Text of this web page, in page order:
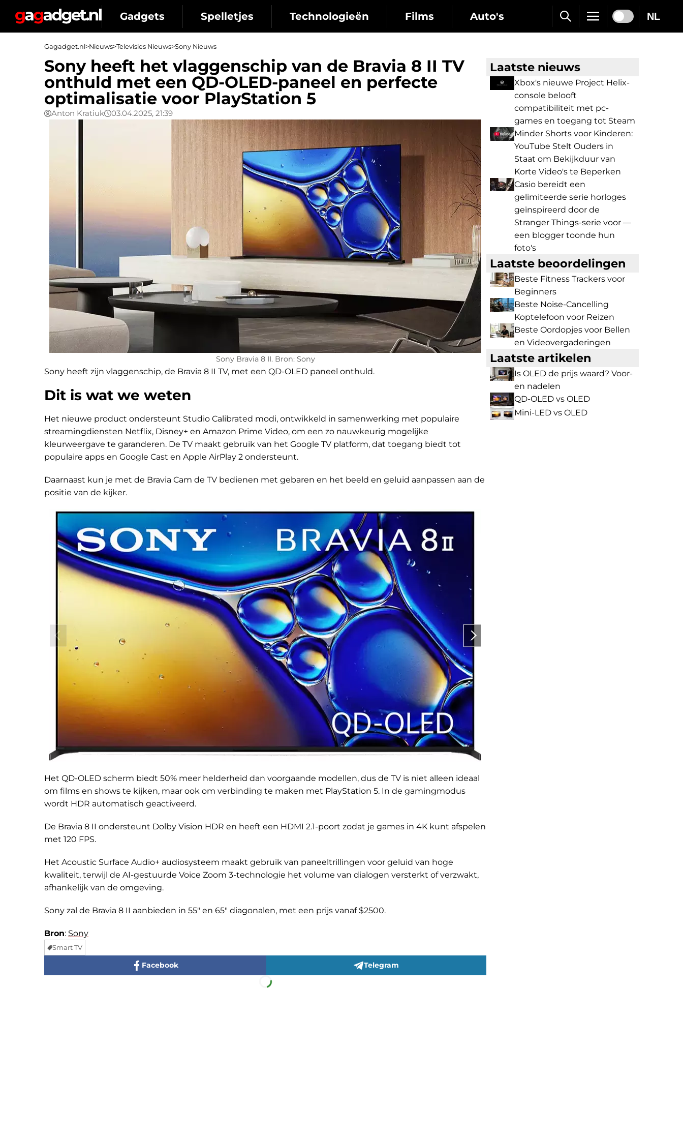
Gadgets Spelletjes Technologieën Films Auto's NL
Gagadget.nl>Nieuws>Televisies Nieuws>Sony Nieuws
Sony heeft het vlaggenschip van de Bravia 8 II TV
onthuld met een QD-OLED-paneel en perfecte
optimalisatie voor PlayStation 5
Anton Kratiuk 03.04.2025, 21:39
Sony Bravia 8 II. Bron: Sony
Sony heeft zijn vlaggenschip, de Bravia 8 II TV, met een QD-OLED paneel onthuld.
Dit is wat we weten
Het nieuwe product ondersteunt Studio Calibrated modi, ontwikkeld in samenwerking met populaire
streamingdiensten Netflix, Disney+ en Amazon Prime Video, om een zo nauwkeurig mogelijke
kleurweergave te garanderen. De TV maakt gebruik van het Google TV platform, dat toegang biedt tot
populaire apps en Google Cast en Apple AirPlay 2 ondersteunt.
Daarnaast kun je met de Bravia Cam de TV bedienen met gebaren en het beeld en geluid aanpassen aan de
positie van de kijker.
Het QD-OLED scherm biedt 50% meer helderheid dan voorgaande modellen, dus de TV is niet alleen ideaal
om films en shows te kijken, maar ook om verbinding te maken met PlayStation 5. In de gamingmodus
wordt HDR automatisch geactiveerd.
De Bravia 8 II ondersteunt Dolby Vision HDR en heeft een HDMI 2.1-poort zodat je games in 4K kunt afspelen
met 120 FPS.
Het Acoustic Surface Audio+ audiosysteem maakt gebruik van paneeltrillingen voor geluid van hoge
kwaliteit, terwijl de AI-gestuurde Voice Zoom 3-technologie het volume van dialogen versterkt of verzwakt,
afhankelijk van de omgeving.
Sony zal de Bravia 8 II aanbieden in 55″ en 65″ diagonalen, met een prijs vanaf $2500.
Bron: Sony
Smart TV
Facebook Telegram
Laatste nieuws
Xbox's nieuwe Project Helix-
console belooft
compatibiliteit met pc-
games en toegang tot Steam
Minder Shorts voor Kinderen:
YouTube Stelt Ouders in
Staat om Bekijkduur van
Korte Video's te Beperken
Casio bereidt een
gelimiteerde serie horloges
geïnspireerd door de
Stranger Things-serie voor —
een blogger toonde hun
foto's
Laatste beoordelingen
Beste Fitness Trackers voor
Beginners
Beste Noise-Cancelling
Koptelefoon voor Reizen
Beste Oordopjes voor Bellen
en Videovergaderingen
Laatste artikelen
Is OLED de prijs waard? Voor-
en nadelen
QD-OLED vs OLED
Mini-LED vs OLED